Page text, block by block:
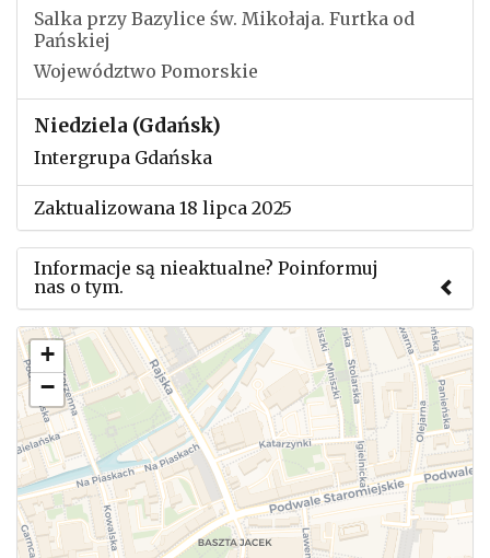
Salka przy Bazylice św. Mikołaja. Furtka od
Pańskiej
Województwo Pomorskie
Niedziela (Gdańsk)
Intergrupa Gdańska
Zaktualizowana 18 lipca 2025
Informacje są nieaktualne? Poinformuj
nas o tym.
Użyj tego formularza aby przesłać informację o
zmianach w powyższym mityngu.
+
−